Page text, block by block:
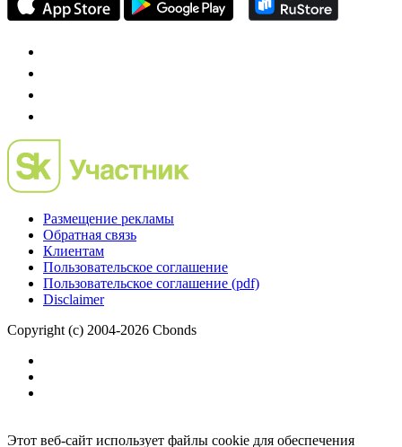
Размещение рекламы
Обратная связь
Клиентам
Пользовательское соглашение
Пользовательское соглашение (pdf)
Disclaimer
Copyright (c) 2004-2026 Cbonds
Этот веб-сайт использует файлы cookie для обеспечения